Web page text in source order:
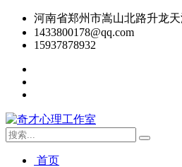
河南省郑州市嵩山北路升龙
1433800178@qq.com
15937878932
首页